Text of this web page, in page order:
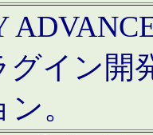
グイン開
。